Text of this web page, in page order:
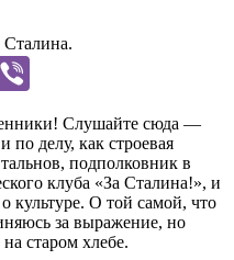
Сталина.
Слушайте сюда —
по делу, как строевая
подполковник в
клуба «За Сталина!», и
культуре. О той самой, что
за выражение, но
старом хлебе.